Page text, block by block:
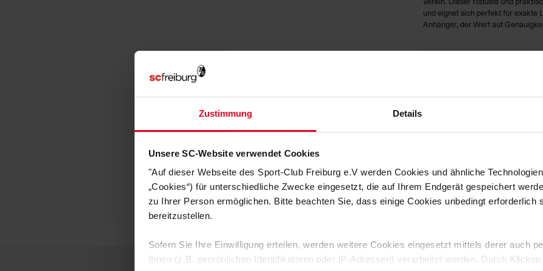
Zustimmung Details
Unsere SC-Website verwendet Cookies
"Auf dieser Webseite des Sport-Club Freiburg e.V werden Cookies und ähnliche
„Cookies“) für unterschiedliche Zwecke eingesetzt, die auf Ihrem Endgerät gespeichert
zu Ihrer Person ermöglichen. Bitte beachten Sie, dass einige Cookies unbedingt erforderlich
bereitzustellen.
Sofern Sie Ihre Einwilligung erteilen, werden weitere Cookies eingesetzt mittels derer auch
Ihnen (z.B. persönlichen Identifikatoren oder IP-Adressen) verarbeitet werden. Durch Klicken
und eignet sich perfekt für exakte
Anhänger, der Wert auf
Logistiknummer: EM000190-